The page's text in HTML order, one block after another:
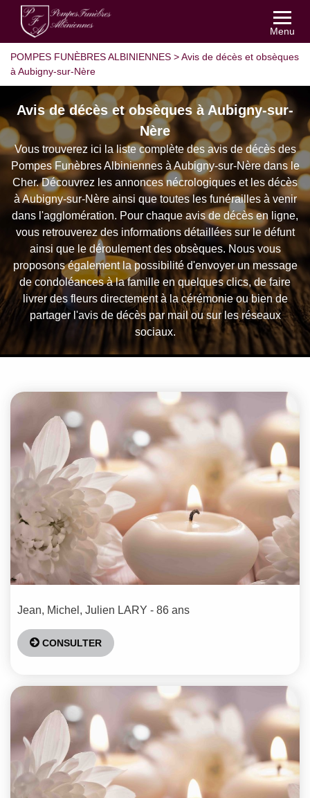
Menu
POMPES FUNÈBRES ALBINIENNES >Avis de décès et obsèques
à Aubigny-sur-Nère
Avis de décès et obsèques à Aubigny-sur-
Nère
Vous trouverez ici la liste complète des avis de décès des
Pompes Funèbres Albiniennes à Aubigny-sur-Nère dans le
Cher. Découvrez les annonces nécrologiques et les décès
à Aubigny-sur-Nère ainsi que toutes les funérailles à venir
dans l'agglomération. Pour chaque avis de décès en ligne,
vous retrouverez des informations détaillées sur le défunt
ainsi que le déroulement des obsèques. Nous vous
proposons également la possibilité d'envoyer un message
de condoléances à la famille en quelques clics, de faire
livrer des fleurs directement à la cérémonie ou bien de
partager l'avis de décès par mail ou sur les réseaux
sociaux.
Jean, Michel, Julien LARY - 86 ans
CONSULTER